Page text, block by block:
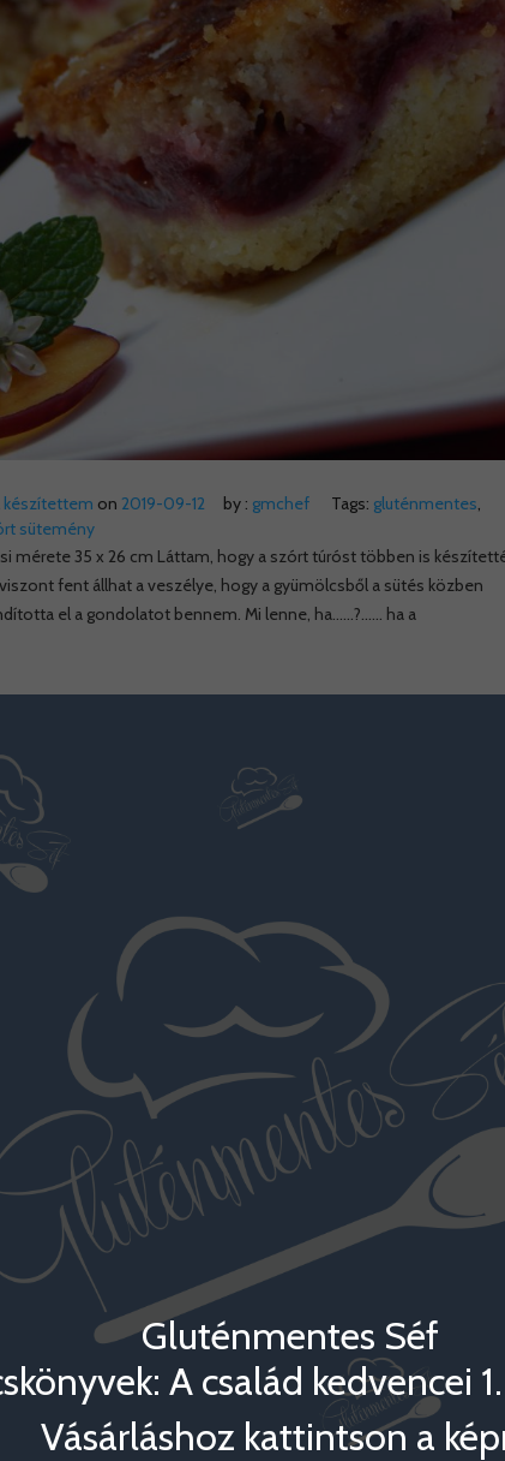
készítettem on 2019-09-12 by : gmchef Tags: gluténmentes
sütemény
mérete 35 x 26 cm Láttam, hogy a szórt túróst többen is
fent állhat a veszélye, hogy a gyümölcsből a sütés közben
el a gondolatot bennem. Mi lenne, ha……?…… ha a
Gluténmentes Séf
A család kedvencei
Vásárláshoz kattintson a